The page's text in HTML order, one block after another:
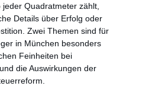
Quadratmeter zählt,
Details über Erfolg oder
Zwei Themen sind für
in München besonders
Feinheiten bei
die Auswirkungen der